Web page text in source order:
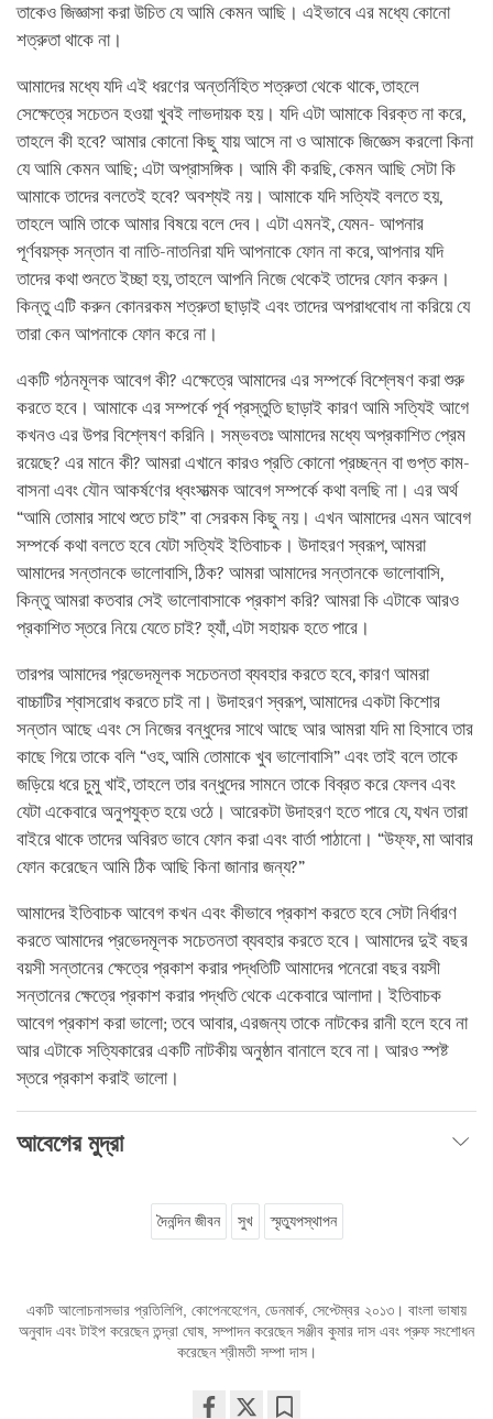
তাকেও জিজ্ঞাসা করা উচিত যে আমি কেমন আছি। এইভাবে এর মধ্যে কোনো
শত্রুতা থাকে না।
আমাদের মধ্যে যদি এই ধরণের অন্তর্নিহিত শত্রুতা থেকে থাকে, তাহলে
সেক্ষেত্রে সচেতন হওয়া খুবই লাভদায়ক হয়। যদি এটা আমাকে বিরক্ত না করে,
তাহলে কী হবে? আমার কোনো কিছু যায় আসে না ও আমাকে জিজ্ঞেস করলো কিনা
যে আমি কেমন আছি; এটা অপ্রাসঙ্গিক। আমি কী করছি, কেমন আছি সেটা কি
আমাকে তাদের বলতেই হবে? অবশ্যই নয়। আমাকে যদি সত্যিই বলতে হয়,
তাহলে আমি তাকে আমার বিষয়ে বলে দেব। এটা এমনই, যেমন- আপনার
পূর্ণবয়স্ক সন্তান বা নাতি-নাতনিরা যদি আপনাকে ফোন না করে, আপনার যদি
তাদের কথা শুনতে ইচ্ছা হয়, তাহলে আপনি নিজে থেকেই তাদের ফোন করুন।
কিন্তু এটি করুন কোনরকম শত্রুতা ছাড়াই এবং তাদের অপরাধবোধ না করিয়ে যে
তারা কেন আপনাকে ফোন করে না।
একটি গঠনমূলক আবেগ কী? এক্ষেত্রে আমাদের এর সম্পর্কে বিশ্লেষণ করা শুরু
করতে হবে। আমাকে এর সম্পর্কে পূর্ব প্রস্তুতি ছাড়াই কারণ আমি সত্যিই আগে
কখনও এর উপর বিশ্লেষণ করিনি। সম্ভবতঃ আমাদের মধ্যে অপ্রকাশিত প্রেম
রয়েছে? এর মানে কী? আমরা এখানে কারও প্রতি কোনো প্রচ্ছন্ন বা গুপ্ত কাম-
বাসনা এবং যৌন আকর্ষণের ধ্বংসাত্মক আবেগ সম্পর্কে কথা বলছি না। এর অর্থ
“আমি তোমার সাথে শুতে চাই” বা সেরকম কিছু নয়। এখন আমাদের এমন আবেগ
সম্পর্কে কথা বলতে হবে যেটা সত্যিই ইতিবাচক। উদাহরণ স্বরূপ, আমরা
আমাদের সন্তানকে ভালোবাসি, ঠিক? আমরা আমাদের সন্তানকে ভালোবাসি,
কিন্তু আমরা কতবার সেই ভালোবাসাকে প্রকাশ করি? আমরা কি এটাকে আরও
প্রকাশিত স্তরে নিয়ে যেতে চাই? হ্যাঁ, এটা সহায়ক হতে পারে।
তারপর আমাদের প্রভেদমূলক সচেতনতা ব্যবহার করতে হবে, কারণ আমরা
বাচ্চাটির শ্বাসরোধ করতে চাই না। উদাহরণ স্বরূপ, আমাদের একটা কিশোর
সন্তান আছে এবং সে নিজের বন্ধুদের সাথে আছে আর আমরা যদি মা হিসাবে তার
কাছে গিয়ে তাকে বলি “ওহ, আমি তোমাকে খুব ভালোবাসি” এবং তাই বলে তাকে
জড়িয়ে ধরে চুমু খাই, তাহলে তার বন্ধুদের সামনে তাকে বিব্রত করে ফেলব এবং
যেটা একেবারে অনুপযুক্ত হয়ে ওঠে। আরেকটা উদাহরণ হতে পারে যে, যখন তারা
বাইরে থাকে তাদের অবিরত ভাবে ফোন করা এবং বার্তা পাঠানো। “উফ্ফ, মা আবার
ফোন করেছেন আমি ঠিক আছি কিনা জানার জন্য?”
আমাদের ইতিবাচক আবেগ কখন এবং কীভাবে প্রকাশ করতে হবে সেটা নির্ধারণ
করতে আমাদের প্রভেদমূলক সচেতনতা ব্যবহার করতে হবে। আমাদের দুই বছর
বয়সী সন্তানের ক্ষেত্রে প্রকাশ করার পদ্ধতিটি আমাদের পনেরো বছর বয়সী
সন্তানের ক্ষেত্রে প্রকাশ করার পদ্ধতি থেকে একেবারে আলাদা। ইতিবাচক
আবেগ প্রকাশ করা ভালো; তবে আবার, এরজন্য তাকে নাটকের রানী হলে হবে না
আর এটাকে সত্যিকারের একটি নাটকীয় অনুষ্ঠান বানালে হবে না। আরও স্পষ্ট
স্তরে প্রকাশ করাই ভালো।
আবেগের মুদ্রা
দৈনন্দিন জীবন সুখ স্মৃত্যুপস্থাপন
একটি আলোচনাসভার প্রতিলিপি, কোপেনহেগেন, ডেনমার্ক, সেপ্টেম্বর ২০১৩। বাংলা ভাষায়
অনুবাদ এবং টাইপ করেছেন তন্দ্রা ঘোষ, সম্পাদন করেছেন সঞ্জীব কুমার দাস এবং প্রুফ সংশোধন
করেছেন শ্রীমতী সম্পা দাস।